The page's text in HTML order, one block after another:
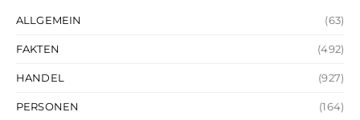
ALLGEMEIN (63)
FAKTEN (492)
HANDEL (927)
PERSONEN (164)